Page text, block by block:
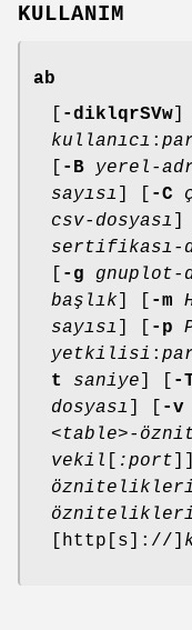
KULLANIM
ab
-diklqrSVw
kullanıcı :
-B yerel-
sayısı
-C
csv-dosyası
sertifikası-
-g gnuplot-
başlık
-m
sayısı
-p
yetkilisi :
t
saniye -
dosyası
-v
<table>-
vekil
:port
öznitelikleri
öznitelikleri
[http[s]://]